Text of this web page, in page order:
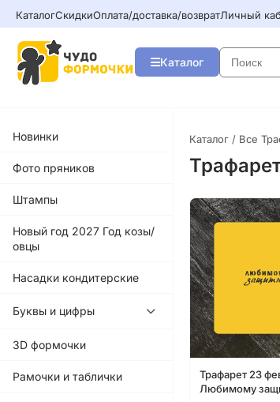
КаталогСкидкиОплата/доставка/возвратЛичный
Каталог
Новинки
Фото пряников
Штампы
Новый год 2027 Год козы/
овцы
Насадки кондитерские
Буквы и цифры
3D формочки
Рамочки и таблички
Каталог / Все
Трафарет 23
Любимому